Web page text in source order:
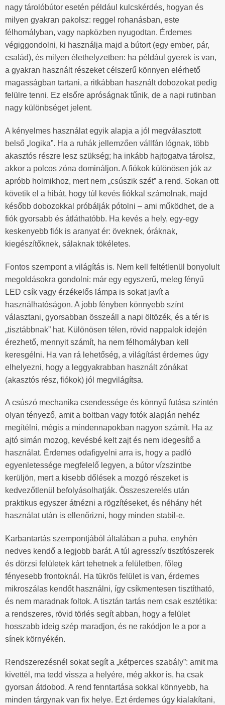
nagy tárolóbútor esetén például kulcskérdés, hogyan és
milyen gyakran pakolsz: reggel rohanásban, este
félhomályban, vagy napközben nyugodtan. Érdemes
végiggondolni, ki használja majd a bútort (egy ember, pár,
család), és milyen élethelyzetben: ha például gyerek is van,
a gyakran használt részeket célszerű könnyen elérhető
magasságban tartani, a ritkábban használt dobozokat pedig
felülre tenni. Ez elsőre apróságnak tűnik, de a napi rutinban
nagy különbséget jelent.
A kényelmes használat egyik alapja a jól megválasztott
belső „logika”. Ha a ruhák jellemzően vállfán lógnak, több
akasztós részre lesz szükség; ha inkább hajtogatva tárolsz,
akkor a polcos zóna domináljon. A fiókok különösen jók az
apróbb holmikhoz, mert nem „csúszik szét” a rend. Sokan ott
követik el a hibát, hogy túl kevés fiókkal számolnak, majd
később dobozokkal próbálják pótolni – ami működhet, de a
fiók gyorsabb és átláthatóbb. Ha kevés a hely, egy-egy
keskenyebb fiók is aranyat ér: öveknek, óráknak,
kiegészítőknek, sálaknak tökéletes.
Fontos szempont a világítás is. Nem kell feltétlenül bonyolult
megoldásokra gondolni: már egy egyszerű, meleg fényű
LED csík vagy érzékelős lámpa is sokat javít a
használhatóságon. A jobb fényben könnyebb színt
választani, gyorsabban összeáll a napi öltözék, és a tér is
„tisztábbnak” hat. Különösen télen, rövid nappalok idején
érezhető, mennyit számít, ha nem félhomályban kell
keresgélni. Ha van rá lehetőség, a világítást érdemes úgy
elhelyezni, hogy a leggyakrabban használt zónákat
(akasztós rész, fiókok) jól megvilágítsa.
A csúszó mechanika csendessége és könnyű futása szintén
olyan tényező, amit a boltban vagy fotók alapján nehéz
megítélni, mégis a mindennapokban nagyon számít. Ha az
ajtó simán mozog, kevésbé kelt zajt és nem idegesítő a
használat. Érdemes odafigyelni arra is, hogy a padló
egyenletessége megfelelő legyen, a bútor vízszintbe
kerüljön, mert a kisebb dőlések a mozgó részeket is
kedvezőtlenül befolyásolhatják. Összeszerelés után
praktikus egyszer átnézni a rögzítéseket, és néhány hét
használat után is ellenőrizni, hogy minden stabil-e.
Karbantartás szempontjából általában a puha, enyhén
nedves kendő a legjobb barát. A túl agresszív tisztítószerek
és dörzsi felületek kárt tehetnek a felületben, főleg
fényesebb frontoknál. Ha tükrös felület is van, érdemes
mikroszálas kendőt használni, így csíkmentesen tisztítható,
és nem maradnak foltok. A tisztán tartás nem csak esztétika:
a rendszeres, rövid törlés segít abban, hogy a felület
hosszabb ideig szép maradjon, és ne rakódjon le a por a
sínek környékén.
Rendszerezésnél sokat segít a „kétperces szabály”: amit ma
kivettél, ma tedd vissza a helyére, még akkor is, ha csak
gyorsan átdobod. A rend fenntartása sokkal könnyebb, ha
minden tárgynak van fix helye. Ezt érdemes úgy kialakítani,